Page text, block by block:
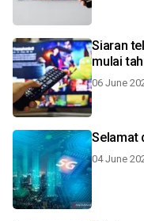
Siaran
mulai
06 June
04 June